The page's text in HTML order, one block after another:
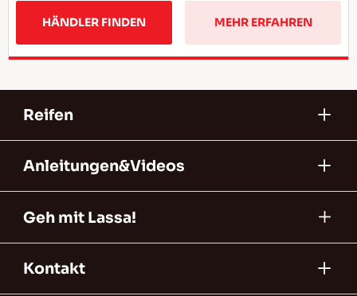
HÄNDLER FINDEN MEHR ERFAHREN
Reifen
Anleitungen&Videos
Geh mit Lassa!
Kontakt